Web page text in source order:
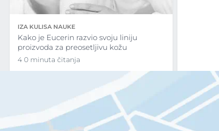
IZA KULISA NAUKE
Kako je Eucerin razvio svoju liniju
proizvoda za preosetljivu kožu
4 0 minuta čitanja